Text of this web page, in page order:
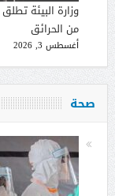
وزارة البيئة
من الحرائق
أغسطس 3, 2026
صحة